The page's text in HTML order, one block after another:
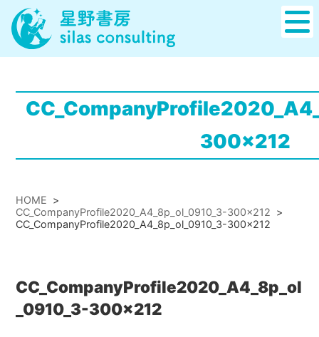
300x212
HOME >
CC_CompanyProfile2020_A4_8p_ol_0910_3-300x212 >
CC_CompanyProfile2020_A4_8p_ol_0910_3-300x212
CC_CompanyProfile2020_A4_8p_ol
_0910_3-300x212